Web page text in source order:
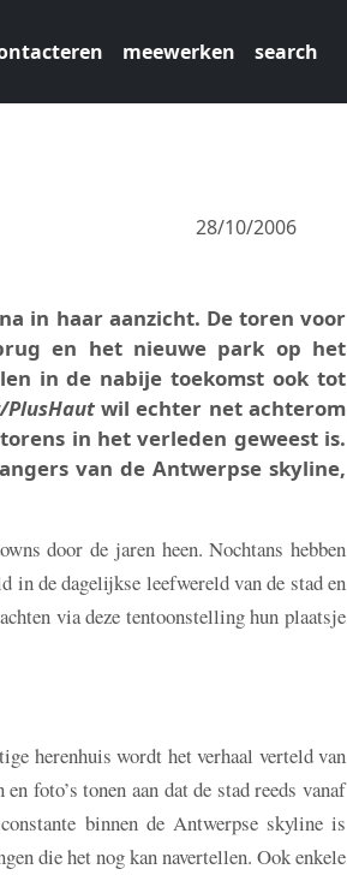
meewerken search
28/10/2006
in haar aanzicht. De toren voor
en het nieuwe park op het
in de nabije toekomst ook tot
wil echter net achterom
in het verleden geweest is.
van de Antwerpse skyline,
door de jaren heen. Nochtans hebben
in de dagelijkse leefwereld van de stad en
via deze tentoonstelling hun plaatsje
herenhuis wordt het verhaal verteld van
foto’s tonen aan dat de stad reeds vanaf
binnen de Antwerpse skyline is
die het nog kan navertellen. Ook enkele